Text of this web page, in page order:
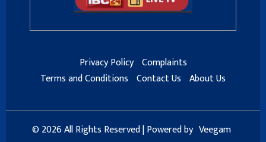
Privacy Policy Complaints
Terms and Conditions Contact Us About Us
© 2026 All Rights Reserved | Powered by Veegam